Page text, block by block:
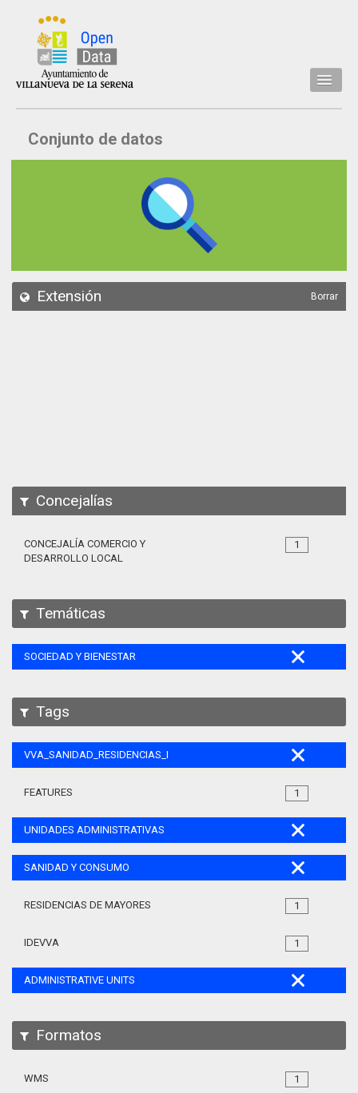
Inicio
Datos
API
Conjunto de datos
Extensión Borrar
Concejalías
1
CONCEJALÍA COMERCIO Y
DESARROLLO LOCAL
Temáticas
SOCIEDAD Y BIENESTAR
Tags
VVA_SANIDAD_RESIDENCIAS_MAYORES_105
1
FEATURES
UNIDADES ADMINISTRATIVAS
SANIDAD Y CONSUMO
1
RESIDENCIAS DE MAYORES
1
IDEVVA
ADMINISTRATIVE UNITS
Formatos
1
WMS